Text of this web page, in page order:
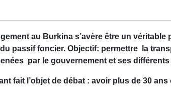
au Burkina s’avère être un
du passif foncier. Objectif: permettre la
par le gouvernement et ses
fait l’objet de débat : avoir plus de 30